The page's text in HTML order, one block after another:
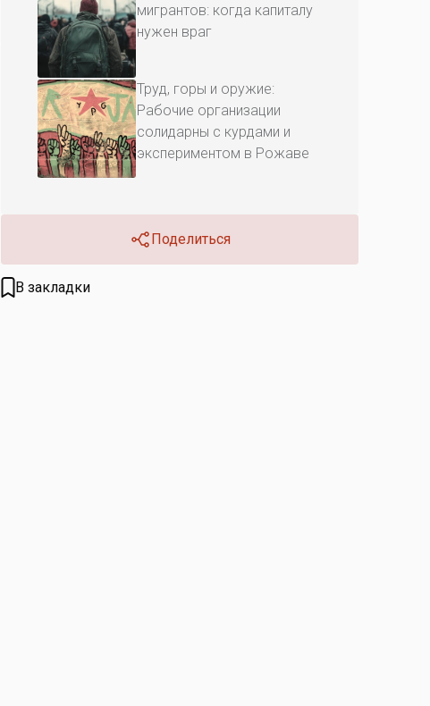
мигрантов: когда капиталу
нужен враг
Труд, горы и оружие:
Рабочие организации
солидарны с курдами и
экспериментом в Рожаве
Поделиться
В закладки